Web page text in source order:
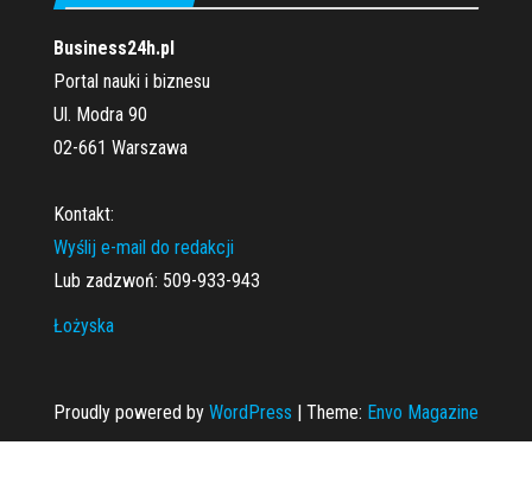
Business24h.pl
Portal nauki i biznesu
Ul. Modra 90
02-661 Warszawa
Kontakt:
Wyślij e-mail do redakcji
Lub zadzwoń: 509-933-943
Łożyska
Proudly powered by WordPress | Theme: Envo Magazine